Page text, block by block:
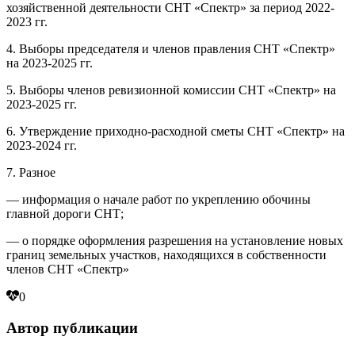
хозяйственной деятельности СНТ «Спектр» за период 2022-
2023 гг.
4. Выборы председателя и членов правления СНТ «Спектр»
на 2023-2025 гг.
5. Выборы членов ревизионной комиссии СНТ «Спектр» на
2023-2025 гг.
6. Утверждение приходно-расходной сметы СНТ «Спектр» на
2023-2024 гг.
7. Разное
— информация о начале работ по укреплению обочины
главной дороги СНТ;
— о порядке оформления разрешения на установление новых
границ земельных участков, находящихся в собственности
членов СНТ «Спектр»
0
Автор публикации